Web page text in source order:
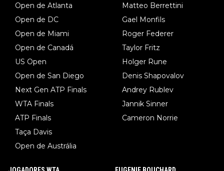
Open de Atlanta
Open de DC
Open de Miami
Open de Canadá
US Open
Open de San Diego
Next Gen ATP Finals
WTA Finals
ATP Finals
Taça Davis
Open de Austrália
Matteo Berrettini
Gael Monfils
Roger Federer
Taylor Fritz
Holger Rune
Denis Shapovalov
Andrey Rublev
Jannik Sinner
Cameron Norrie